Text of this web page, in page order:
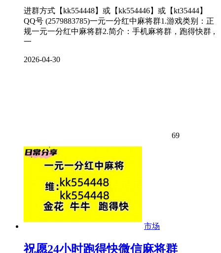
进群方式【kk554448】或【kk554446】或【kt35444】
QQ号 (2579883785)一元一分红中麻将群1.游戏类别：正
规一元一分红中麻将群2.简介：手机麻将群，跑得快群 ,
一
2026-04-30
69
市场
祝愿24小时跑得快微信麻将群